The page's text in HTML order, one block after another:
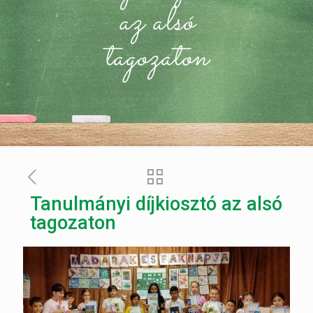
az alsó
tagozaton
Tanulmányi díjkiosztó az alsó
tagozaton